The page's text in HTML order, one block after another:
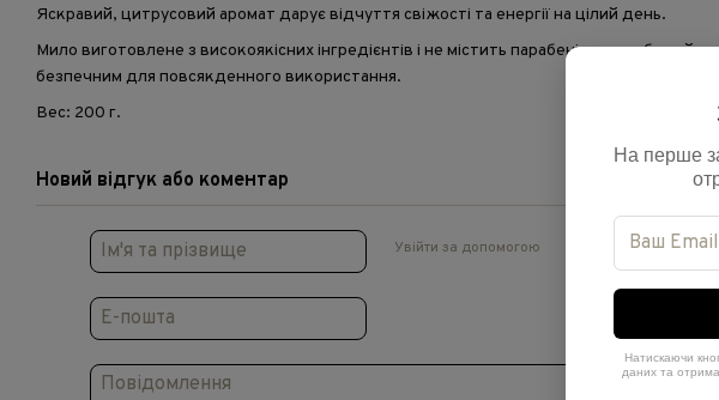
Яскравий, цитрусовий аромат дарує відчуття свіжості та енергії на цілий день.
Мило виготовлене з високоякісних інгредієнтів і не містить парабенів, що робить його
безпечним для повсякденного використання.
Вес: 200 г.
Новий відгук або коментар
Увійти за допомогою
На перше
Натискаючи
даних та